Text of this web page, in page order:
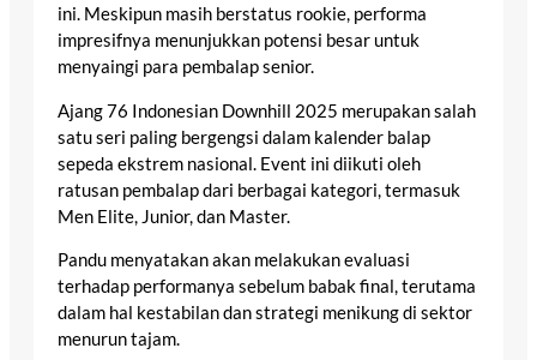
ini. Meskipun masih berstatus rookie, performa
impresifnya menunjukkan potensi besar untuk
menyaingi para pembalap senior.
Ajang 76 Indonesian Downhill 2025 merupakan salah
satu seri paling bergengsi dalam kalender balap
sepeda ekstrem nasional. Event ini diikuti oleh
ratusan pembalap dari berbagai kategori, termasuk
Men Elite, Junior, dan Master.
Pandu menyatakan akan melakukan evaluasi
terhadap performanya sebelum babak final, terutama
dalam hal kestabilan dan strategi menikung di sektor
menurun tajam.